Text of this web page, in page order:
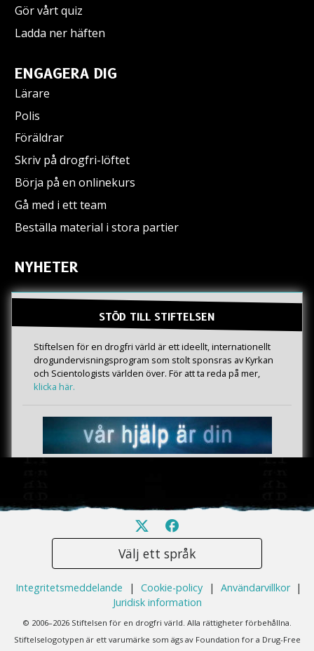
Gör vårt quiz
Ladda ner häften
ENGAGERA DIG
Lärare
Polis
Föräldrar
Skriv på drogfri-löftet
Börja på en onlinekurs
Gå med i ett team
Beställa material i stora partier
NYHETER
STÖD TILL STIFTELSEN
Stiftelsen för en drogfri värld är ett ideellt, internationellt
drogundervisningsprogram som stolt sponsras av Kyrkan
och Scientologists världen över. För att ta reda på mer,
klicka här.
Välj ett språk
Integritetsmeddelande | Cookie-policy | Användarvillkor
|
Juridisk information
© 2006–2026 Stiftelsen för en drogfri värld. Alla rättigheter förbehållna.
Stiftelselogotypen är ett varumärke som ägs av Foundation for a Drug-Free